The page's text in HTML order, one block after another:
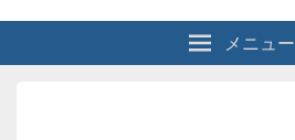
メニュー